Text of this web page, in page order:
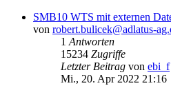
SMB10 WTS mit externen
von robert.bulicek@adlatus-
1 Antworten
15234 Zugriffe
Letzter Beitrag von ebi_f
Mi., 20. Apr 2022 21:16